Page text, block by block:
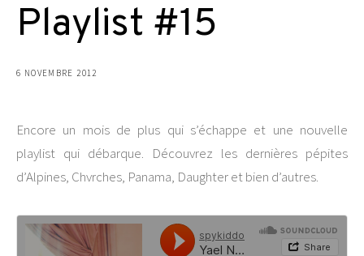
Playlist #15
6 NOVEMBRE 2012
Encore un mois de plus qui s’échappe et une nouvelle
playlist qui débarque. Découvrez les dernières pépites
d’Alpines, Chvrches, Panama, Daughter et bien d’autres.